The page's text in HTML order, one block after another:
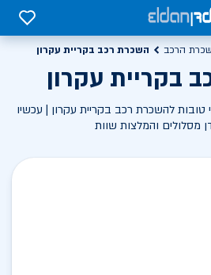
0
הרכב השכרת רכב בקריית עקרון
בקריית עקרון
טובות להשכרת רכב בקריית עקרון | עכשיו
מסלולים והמלצות שוות